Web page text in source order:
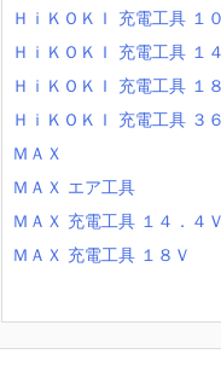
ＨｉＫＯＫＩ 充電工具 １
ＨｉＫＯＫＩ 充電工具 １
ＨｉＫＯＫＩ 充電工具 １
ＨｉＫＯＫＩ 充電工具 ３
ＭＡＸ
ＭＡＸ エア工具
ＭＡＸ 充電工具 １４．４Ｖ
ＭＡＸ 充電工具 １８Ｖ